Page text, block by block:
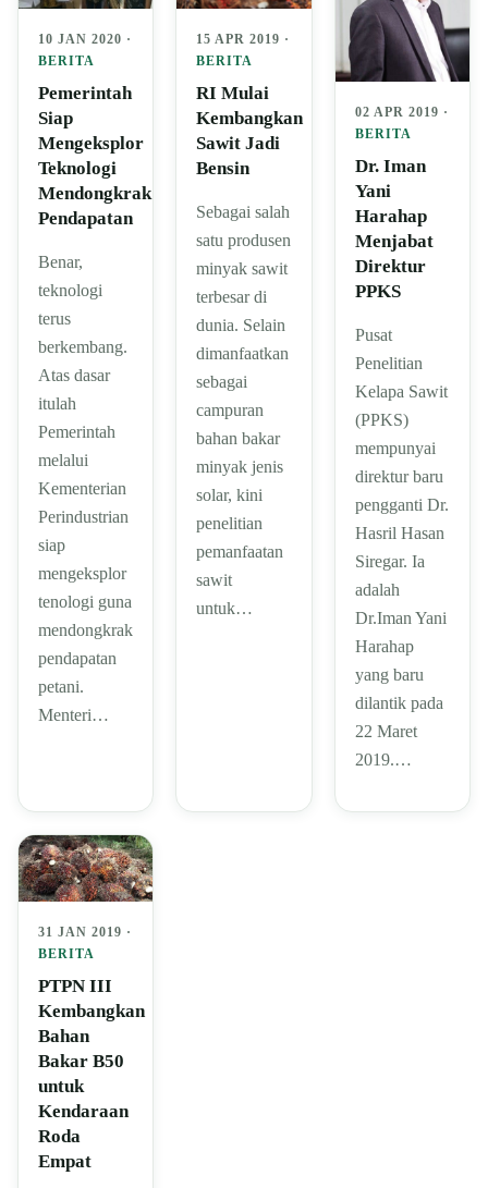
10 JAN 2020 ·
BERITA
Pemerintah
Siap
Mengeksplor
Teknologi
Mendongkrak
Pendapatan
Benar,
teknologi
terus
berkembang.
Atas dasar
itulah
Pemerintah
melalui
Kementerian
Perindustrian
siap
mengeksplor
tenologi guna
mendongkrak
pendapatan
petani.
Menteri…
15 APR 2019 ·
BERITA
RI Mulai
Kembangkan
Sawit Jadi
Bensin
Sebagai salah
satu produsen
minyak sawit
terbesar di
dunia. Selain
dimanfaatkan
sebagai
campuran
bahan bakar
minyak jenis
solar, kini
penelitian
pemanfaatan
sawit
untuk…
02 APR 2019 ·
BERITA
Dr. Iman
Yani
Harahap
Menjabat
Direktur
PPKS
Pusat
Penelitian
Kelapa Sawit
(PPKS)
mempunyai
direktur baru
pengganti Dr.
Hasril Hasan
Siregar. Ia
adalah
Dr.Iman Yani
Harahap
yang baru
dilantik pada
22 Maret
2019.…
31 JAN 2019 ·
BERITA
PTPN III
Kembangkan
Bahan
Bakar B50
untuk
Kendaraan
Roda
Empat